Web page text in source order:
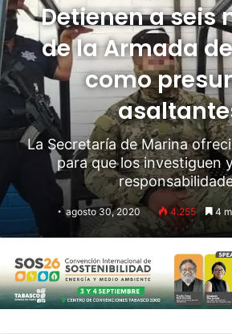
Detienen a seis
de la Armada
como
La Secretaría de Marina
para que los investiguen
agosto 30, 2020 4.255 4